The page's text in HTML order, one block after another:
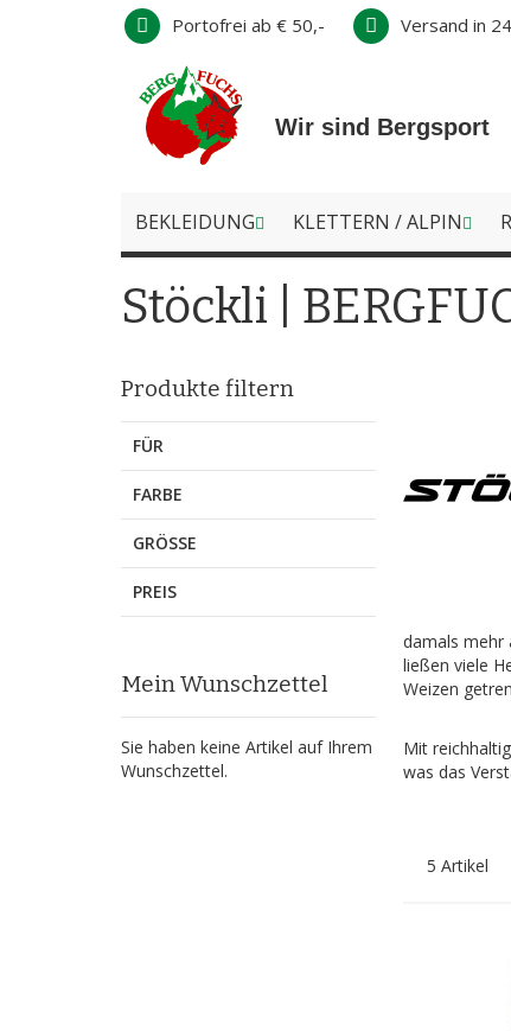
Direkt
Inhalt
Portofrei ab € 50,- Versand in
Wir sind Bergsport
BEKLEIDUNG KLETTERN / ALPIN
Stöckli |
damals mehr
ließen viele
Weizen
Mit
was das
5 Artikel
Produkte filtern
FÜR
FARBE
GRÖSSE
PREIS
Mein Wunschzettel
Sie haben keine Artikel auf Ihrem
Wunschzettel.